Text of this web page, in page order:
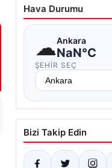
Hava Durumu
☁Ankara
NaN°C
ŞEHIR SEÇ
Bizi Takip Edin